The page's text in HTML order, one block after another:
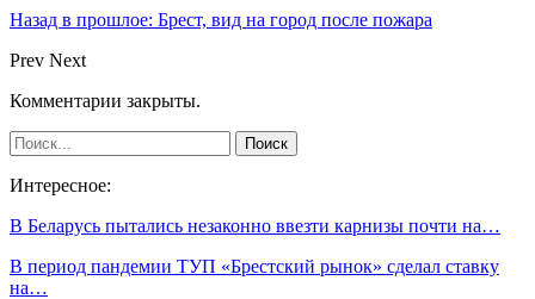
Назад в прошлое: Брест, вид на город после пожара
Prev Next
Комментарии закрыты.
Интересное:
В Беларусь пытались незаконно ввезти карнизы почти на…
В период пандемии ТУП «Брестский рынок» сделал ставку
на…